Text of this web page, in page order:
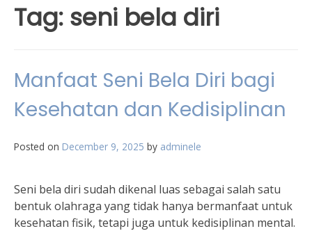
Tag: seni bela diri
Manfaat Seni Bela Diri bagi
Kesehatan dan Kedisiplinan
Posted on December 9, 2025 by adminele
Seni bela diri sudah dikenal luas sebagai salah satu
bentuk olahraga yang tidak hanya bermanfaat untuk
kesehatan fisik, tetapi juga untuk kedisiplinan mental.